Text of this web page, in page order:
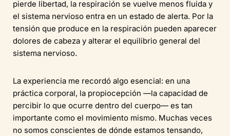
pierde libertad, la respiración se vuelve menos fluida y
el sistema nervioso entra en un estado de alerta. Por la
tensión que produce en la respiración pueden aparecer
dolores de cabeza y alterar el equilibrio general del
sistema nervioso.
La experiencia me recordó algo esencial: en una
práctica corporal, la propiocepción —la capacidad de
percibir lo que ocurre dentro del cuerpo— es tan
importante como el movimiento mismo. Muchas veces
no somos conscientes de dónde estamos tensando,